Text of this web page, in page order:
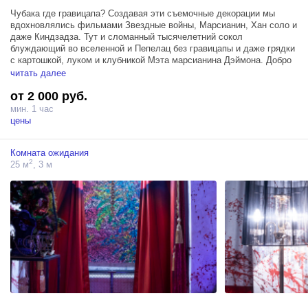
Чубака где гравицапа? Создавая эти съемочные декорации мы
вдохновлялись фильмами Звездные войны, Марсианин, Хан соло и
даже Киндзадза. Тут и сломанный тысячелетний сокол
блуждающий во вселенной и Пепелац без гравицапы и даже грядки
с картошкой, луком и клубникой Мэта марсианина Дэймона. Добро
пожаловать на борт, Пятый Элемент!
Площадь около 20 кв метра.
- Светящаяся панель управления/барная стойка
- фактурные стены
- три резервуара с инопланетянами
- космическая "люстра" и другие уникальные объекты позволят
сделать фанстастические кадры как при фотосессии так и при
читать далее
от 2 000 руб.
мин. 1 час
цены
Комната ожидания
25 м2 , 3 м